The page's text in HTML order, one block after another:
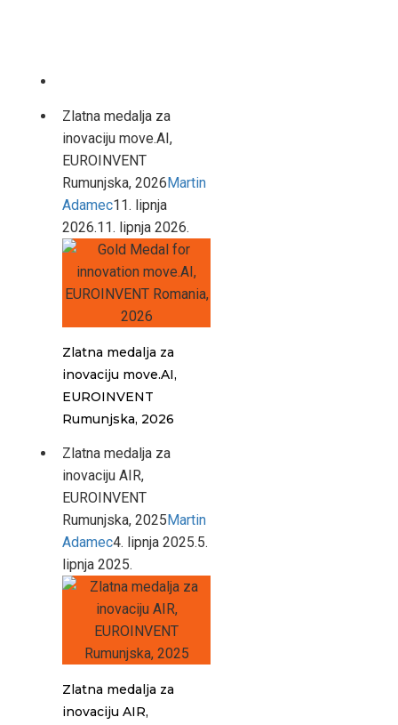
Zlatna medalja za
inovaciju move.AI,
EUROINVENT
Rumunjska, 2026Martin
Adamec11. lipnja
2026.11. lipnja 2026.
Zlatna medalja za
inovaciju move.AI,
EUROINVENT
Rumunjska, 2026
Zlatna medalja za
inovaciju AIR,
EUROINVENT
Rumunjska, 2025Martin
Adamec4. lipnja 2025.5.
lipnja 2025.
Zlatna medalja za
inovaciju AIR,